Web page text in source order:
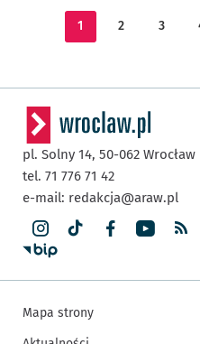
1 2 3
pl. Solny 14, 50-062 Wrocław
tel. 71 776 71 42
e-mail: redakcja@araw.pl
Mapa strony